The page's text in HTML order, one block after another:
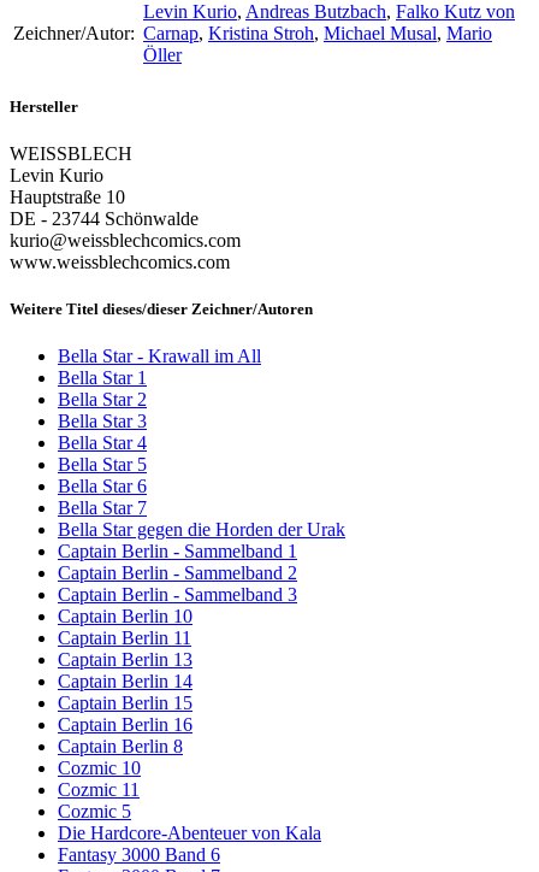
Zeichner/Autor:
Levin Kurio, Andreas Butzbach, Falko Kutz von
Carnap, Kristina Stroh, Michael Musal, Mario
Öller
Hersteller
WEISSBLECH
Levin Kurio
Hauptstraße 10
DE - 23744 Schönwalde
kurio@weissblechcomics.com
www.weissblechcomics.com
Weitere Titel dieses/dieser Zeichner/Autoren
Bella Star - Krawall im All
Bella Star 1
Bella Star 2
Bella Star 3
Bella Star 4
Bella Star 5
Bella Star 6
Bella Star 7
Bella Star gegen die Horden der Urak
Captain Berlin - Sammelband 1
Captain Berlin - Sammelband 2
Captain Berlin - Sammelband 3
Captain Berlin 10
Captain Berlin 11
Captain Berlin 13
Captain Berlin 14
Captain Berlin 15
Captain Berlin 16
Captain Berlin 8
Cozmic 10
Cozmic 11
Cozmic 5
Die Hardcore-Abenteuer von Kala
Fantasy 3000 Band 6